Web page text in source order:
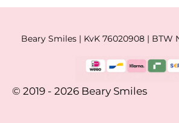
Beary Smiles | KvK 76020908 | BTW
© 2019 - 2026 Beary Smiles